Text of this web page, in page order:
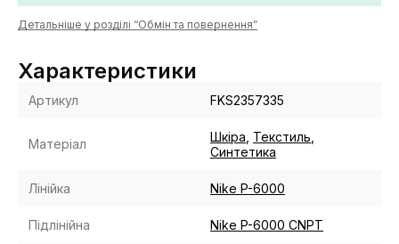
Детальніше у розділі “Обмін та повернення”
Характеристики
Артикул FKS2357335
Матеріал Шкіра Текстиль
Синтетика
Лінійка Nike P-6000
Підлінійна Nike P-6000 CNPT